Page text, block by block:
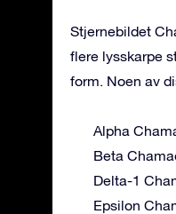
Stjernebildet
flere lysskarpe
form. Noen av
Alpha
Beta
Delta-1
Epsilon